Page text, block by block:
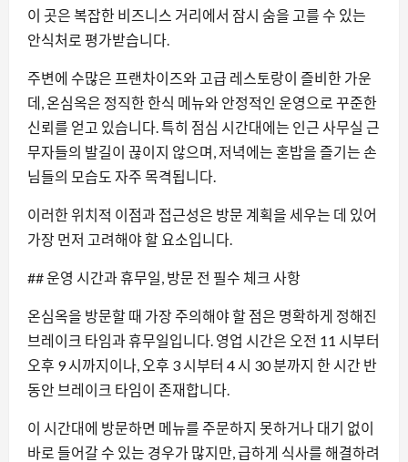
이 곳은 복잡한 비즈니스 거리에서 잠시 숨을 고를 수 있는
안식처로 평가받습니다.
주변에 수많은 프랜차이즈와 고급 레스토랑이 즐비한 가운
데, 온심옥은 정직한 한식 메뉴와 안정적인 운영으로 꾸준한
신뢰를 얻고 있습니다. 특히 점심 시간대에는 인근 사무실 근
무자들의 발길이 끊이지 않으며, 저녁에는 혼밥을 즐기는 손
님들의 모습도 자주 목격됩니다.
이러한 위치적 이점과 접근성은 방문 계획을 세우는 데 있어
가장 먼저 고려해야 할 요소입니다.
## 운영 시간과 휴무일, 방문 전 필수 체크 사항
온심옥을 방문할 때 가장 주의해야 할 점은 명확하게 정해진
브레이크 타임과 휴무일입니다. 영업 시간은 오전 11 시부터
오후 9 시까지이나, 오후 3 시부터 4 시 30 분까지 한 시간 반
동안 브레이크 타임이 존재합니다.
이 시간대에 방문하면 메뉴를 주문하지 못하거나 대기 없이
바로 들어갈 수 있는 경우가 많지만, 급하게 식사를 해결하려